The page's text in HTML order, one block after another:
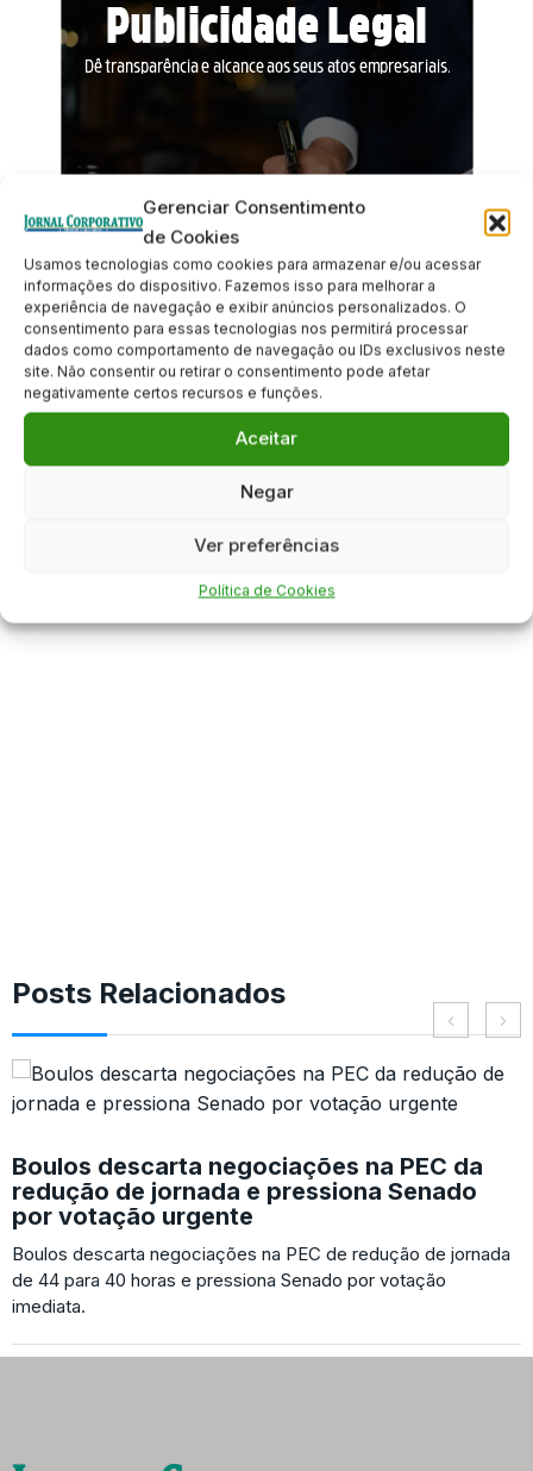
Gerenciar Consentimento
de Cookies
Usamos tecnologias como cookies para armazenar e/ou acessar
informações do dispositivo. Fazemos isso para melhorar a
experiência de navegação e exibir anúncios personalizados. O
consentimento para essas tecnologias nos permitirá processar
dados como comportamento de navegação ou IDs exclusivos neste
site. Não consentir ou retirar o consentimento pode afetar
negativamente certos recursos e funções.
Aceitar
Negar
Ver preferências
Política de Cookies
Posts Relacionados
Boulos descarta negociações na PEC da
redução de jornada e pressiona Senado
por votação urgente
Boulos descarta negociações na PEC de redução de jornada
de 44 para 40 horas e pressiona Senado por votação
imediata.